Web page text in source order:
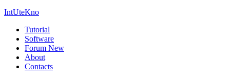
IntUteKno
Tutorial
Software
Forum New
About
Contacts